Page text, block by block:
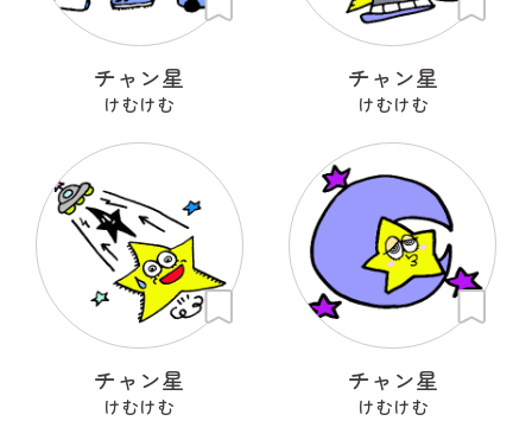
チャン星
けむけむ
チャン星
けむけむ
チャン星
けむけむ
チャン星
けむけむ